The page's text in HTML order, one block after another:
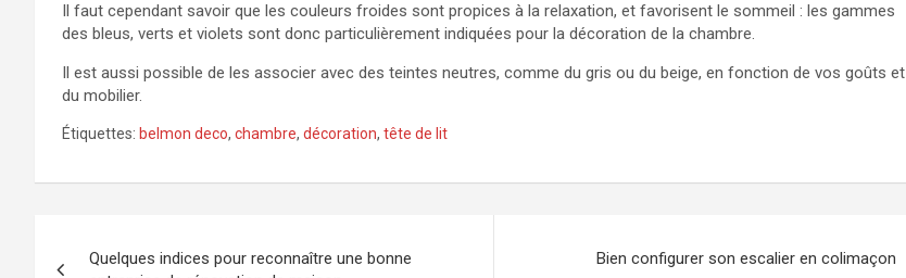
Il faut cependant savoir que les couleurs froides sont propices à la relaxation, et favorisent le sommeil : les gammes
des bleus, verts et violets sont donc particulièrement indiquées pour la décoration de la chambre.
Il est aussi possible de les associer avec des teintes neutres, comme du gris ou du beige, en fonction de vos goûts et
du mobilier.
Étiquettes: belmon deco, chambre, décoration, tête de lit
Quelques indices pour reconnaître une bonne
Bien configurer son escalier en colimaçon